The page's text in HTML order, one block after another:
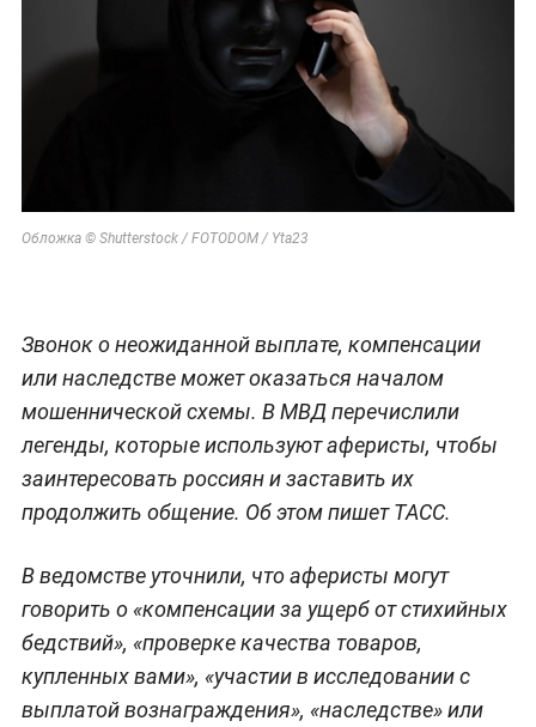
Обложка © Shutterstock / FOTODOM / Yta23
Звонок о неожиданной выплате, компенсации
или наследстве может оказаться началом
мошеннической схемы. В МВД перечислили
легенды, которые используют аферисты, чтобы
заинтересовать россиян и заставить их
продолжить общение. Об этом пишет ТАСС.
В ведомстве уточнили, что аферисты могут
говорить о «компенсации за ущерб от стихийных
бедствий», «проверке качества товаров,
купленных вами», «участии в исследовании с
выплатой вознаграждения», «наследстве» или